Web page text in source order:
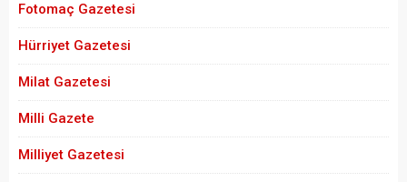
Fotomaç Gazetesi
Hürriyet Gazetesi
Milat Gazetesi
Milli Gazete
Milliyet Gazetesi